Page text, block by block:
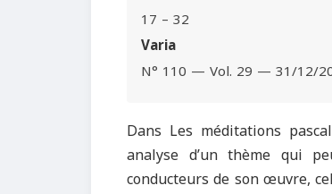
17 – 32
Varia
N° 110 — Vol. 29 — 31/12/
Dans Les méditations
analyse d’un thème qui
conducteurs de son œuvre,